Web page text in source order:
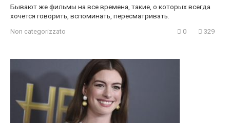
Бывают же фильмы на все времена, такие, о которых всегда
хочется говорить, вспоминать, пересматривать.
Non categorizzato 0 329